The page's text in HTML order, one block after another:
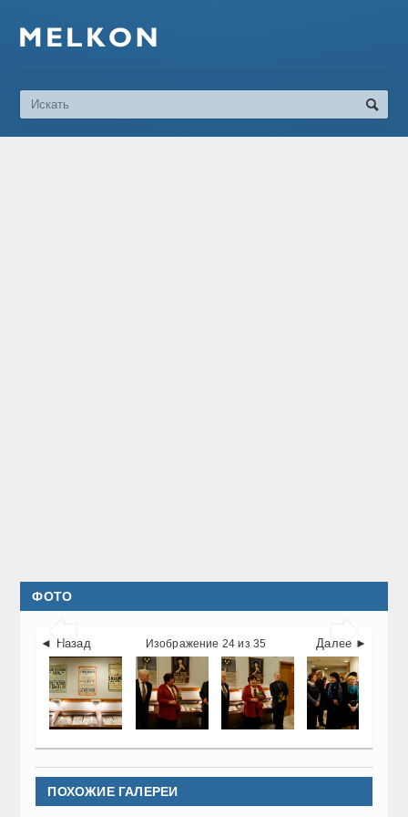
ФОТО
 
◄ Назад Далее ►
Изображение 24 из 35
ПОХОЖИЕ ГАЛЕРЕИ